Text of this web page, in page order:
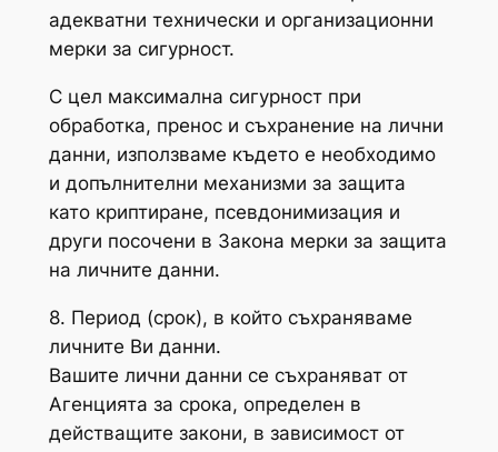
адекватни технически и организационни
мерки за сигурност.
С цел максимална сигурност при
обработка, пренос и съхранение на лични
данни, използваме където е необходимо
и допълнителни механизми за защита
като криптиране, псевдонимизация и
други посочени в Закона мерки за защита
на личните данни.
8. Период (срок), в който съхраняваме
личните Ви данни.
Вашите лични данни се съхраняват от
Агенцията за срока, определен в
действащите закони, в зависимост от